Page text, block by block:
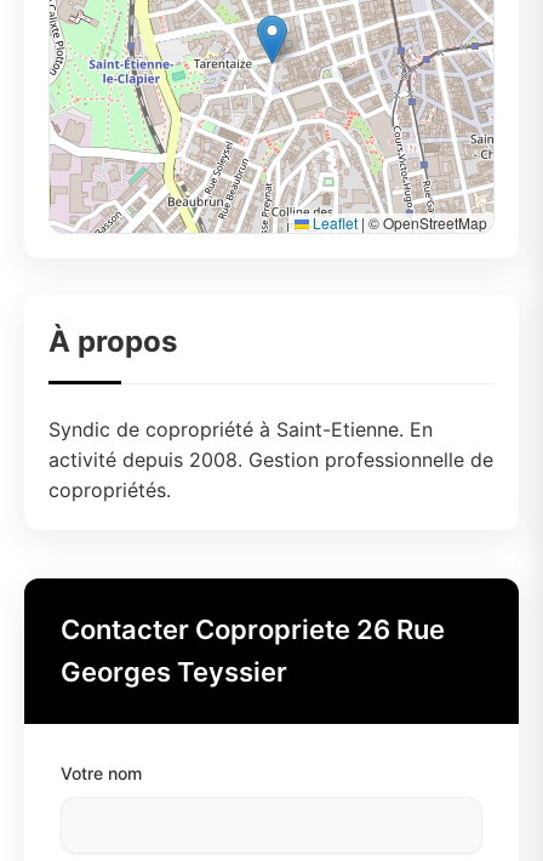
Leaflet | © OpenStreetMap
À propos
Syndic de copropriété à Saint-Etienne. En
activité depuis 2008. Gestion professionnelle de
copropriétés.
Contacter Copropriete 26 Rue
Georges Teyssier
Votre nom